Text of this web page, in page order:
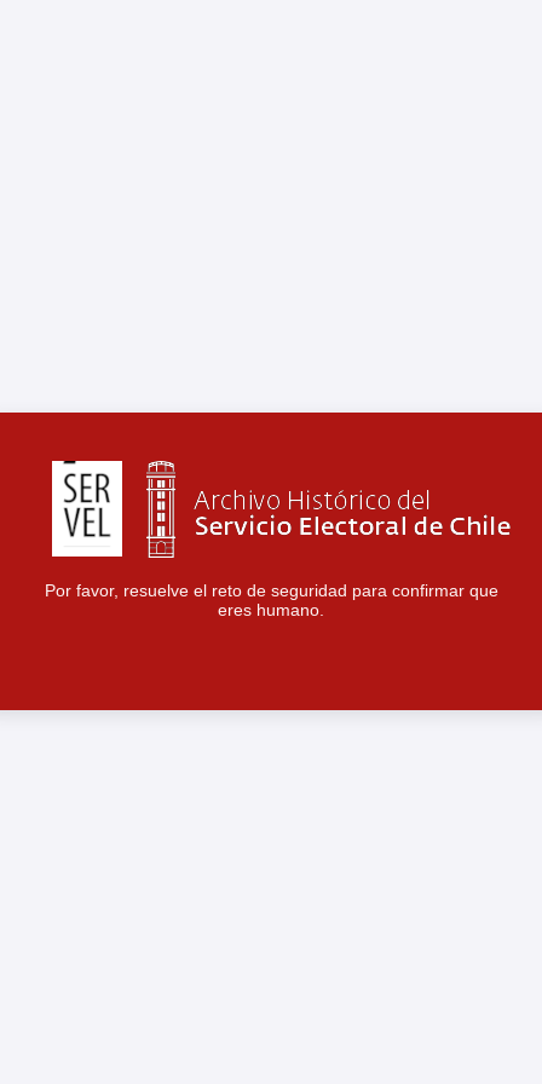
Por favor, resuelve el reto de seguridad para confirmar que
eres humano.